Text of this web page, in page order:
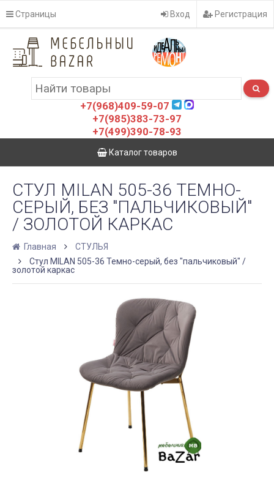
Страницы Вход Регистрация
+7(968)409-59-07
+7(985)383-73-97
+7(499)390-78-93
Каталог товаров
СТУЛ MILAN 505-36 ТЕМНО-
СЕРЫЙ, БЕЗ "ПАЛЬЧИКОВЫЙ"
/ ЗОЛОТОЙ КАРКАС
Главная
СТУЛЬЯ
Стул MILAN 505-36 Темно-серый, без "пальчиковый" /
золотой каркас